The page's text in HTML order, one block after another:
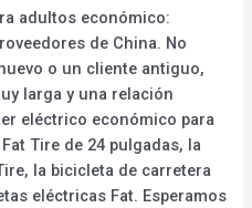
adultos económico:
de China. No
o un cliente antiguo,
larga y una relación
eléctrico económico para
Tire de 24 pulgadas, la
la bicicleta de carretera
eléctricas Fat. Esperamos